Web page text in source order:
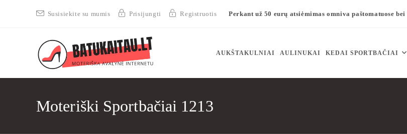
Susisiekite su mumis Prisijungti Registruotis Perkant už 50 eurų atsiėmimas omniva paštomatuose
AUKŠTAKULNIAI AULINUKAI KEDAI SPORTBAČIAI
Moteriški Sportbačiai 1213